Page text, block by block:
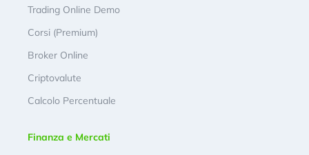
Trading Online Demo
Corsi (Premium)
Broker Online
Criptovalute
Calcolo Percentuale
Finanza e Mercati